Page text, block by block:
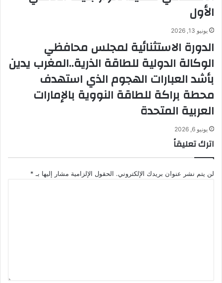
الأول
يونيو 13, 2026
الدورة الاستثنائية لمجلس محافظي
الوكالة الدولية للطاقة الذرية..المغرب يدين
بأشد العبارات الهجوم الذي استهدف
محطة براكة للطاقة النووية بالإمارات
العربية المتحدة
يونيو 6, 2026
اترك تعليقاً
لن يتم نشر عنوان بريدك الإلكتروني. الحقول الإلزامية مشار إليها بـ *